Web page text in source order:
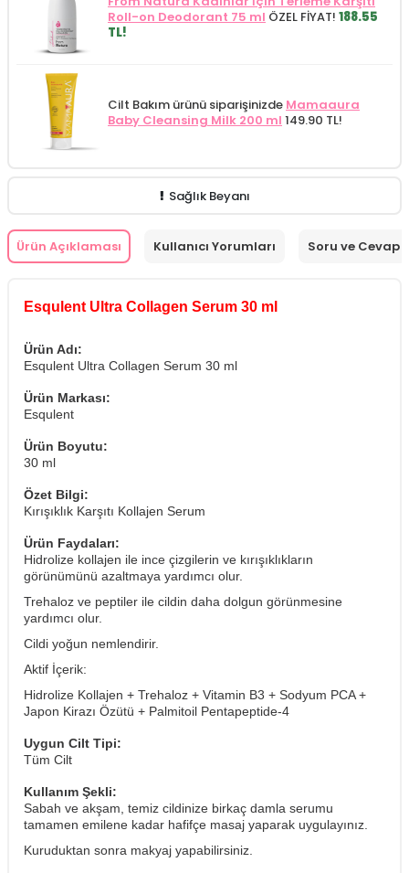
Roll-on Deodorant 75 ml ÖZEL FİYAT! 188.55
TL!
Cilt Bakım ürünü siparişinizde Mamaaura
Baby Cleansing Milk 200 ml 149.90 TL!
Sağlık Beyanı
Ürün Açıklaması Kullanıcı Yorumları Soru ve Cevap
Esqulent Ultra Collagen Serum 30 ml
Ürün Adı:
Esqulent Ultra Collagen Serum 30 ml
Ürün Markası:
Esqulent
Ürün Boyutu:
30 ml
Özet Bilgi:
Kırışıklık Karşıtı Kollajen Serum
Ürün Faydaları:
Hidrolize kollajen ile ince çizgilerin ve kırışıklıkların
görünümünü azaltmaya yardımcı olur.
Trehaloz ve peptiler ile cildin daha dolgun görünmesine
yardımcı olur.
Cildi yoğun nemlendirir.
Aktif İçerik:
Hidrolize Kollajen + Trehaloz + Vitamin B3 + Sodyum PCA +
Japon Kirazı Özütü + Palmitoil Pentapeptide-4
Uygun Cilt Tipi:
Tüm Cilt
Kullanım Şekli:
Sabah ve akşam, temiz cildinize birkaç damla serumu
tamamen emilene kadar hafifçe masaj yaparak uygulayınız.
Kuruduktan sonra makyaj yapabilirsiniz.